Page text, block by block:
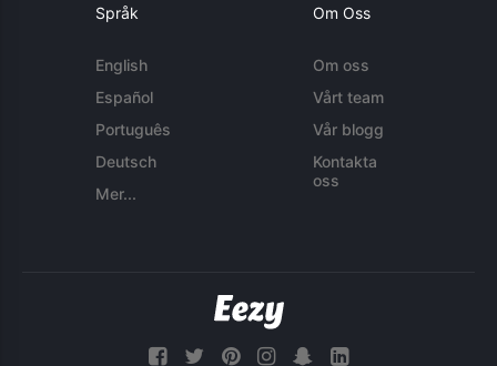
Språk
English
Español
Português
Deutsch
Mer...
Om Oss
Om oss
Vårt team
Vår blogg
Kontakta
oss